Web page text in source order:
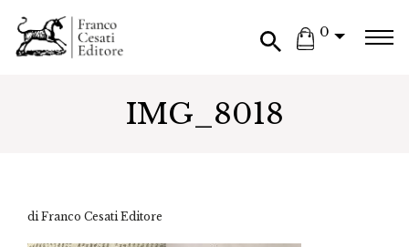
0
IMG_8018
di Franco Cesati Editore